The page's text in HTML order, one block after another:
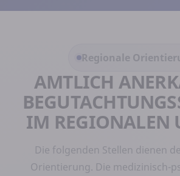
Regionale
AMTLICH
IM REGIONALEN
Die folgenden Stellen dienen
Orientierung. Die medizinisch-